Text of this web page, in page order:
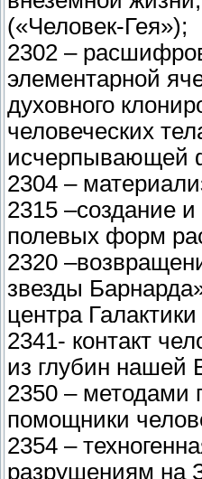
(«Человек-Гея»);
2302 –
элементарной
духовного
человеческих
исчерпывающей
2304 –
2315 –создание
полевых форм
2320
звезды
центра
2341- контакт
из глубин нашей
2350 – методами
помощники
2354 –
разрушениям на